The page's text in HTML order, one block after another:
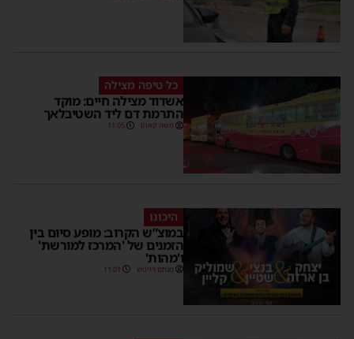
כל טיפה מצילה
אשדוד מצילה חיים: מוקד
התרמת דם ליד השטיבלאך
משה קאהן 11:05
היכונו
במוצ”ש הקרוב: מופע סיום בין
הזמנים של 'המרכז למורשת'
ו'מהות'
מנחם דויטש 11:01